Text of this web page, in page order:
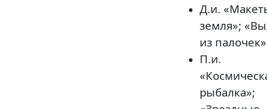
Д.и.
земля»;
из
П.и.
рыбалка»;